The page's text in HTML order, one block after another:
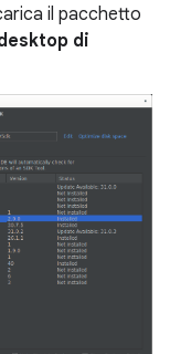
il pacchetto
di